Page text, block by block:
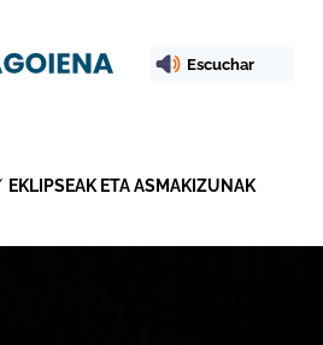
Escuchar
EKLIPSEAK ETA ASMAKIZUNAK